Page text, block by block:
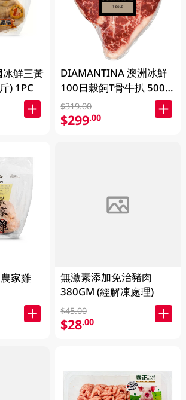
鮮三黃
) 1PC
家雞
DIAMANTINA 澳洲冰鮮
100日穀飼T骨牛扒 500
克 (包裝隨機發貨)
$319.00
$299.00
無激素添加免治豬肉
380GM (經解凍處理)
$45.00
$28.00